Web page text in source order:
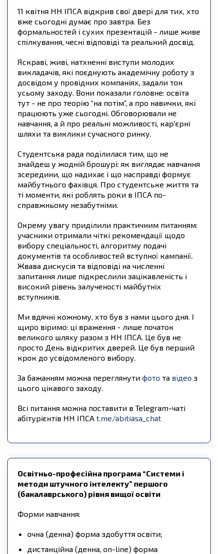
11 квітня НН ІПСА відкрив свої двері для тих, хто
вже сьогодні думає про завтра. Без
формальностей і сухих презентацій - лише живе
спілкування, чесні відповіді та реальний досвід.
Яскраві, живі, натхненні виступи молодих
викладачів, які поєднують академічну роботу з
досвідом у провідних компаніях, задали тон
усьому заходу. Вони показали головне: освіта
тут - не про теорію “на потім”, а про навички, які
працюють уже сьогодні. Обговорювали не
навчання, а й про реальні можливості, кар'єрні
шляхи та виклики сучасного ринку.
Студентська рада поділилася тим, що не
знайдеш у жодній брошурі: як виглядає навчання
зсередини, що надихає і що насправді формує
майбутнього фахівця. Про студентське життя та
ті моменти, які роблять роки в ІПСА по-
справжньому незабутніми.
Окрему увагу приділили практичним питанням:
учасники отримали чіткі рекомендації щодо
вибору спеціальності, алгоритму подачі
документів та особливостей вступної кампанії.
Жвава дискусія та відповіді на численні
запитання лише підкреслили зацікавленість і
високий рівень залученості майбутніх
вступників.
Ми вдячні кожному, хто був з нами цього дня. І
щиро віримо: ці враження - лише початок
великого шляху разом з НН ІПСА. Це був не
просто День відкритих дверей. Це був перший
крок до усвідомленого вибору.
За бажанням можна переглянути фото та відео з
цього цікавого заходу.
Всі питання можна поставити в Telegram-чаті
абітурієнтів НН ІПСА t.me/abitiasa_chat
Освітньо-професійна програма “Системи і
методи штучного інтелекту” першого
(бакалаврського) рівня вищої освіти
Форми навчання:
очна (денна) форма здобуття освіти;
дистанційна (денна, on-line) форма